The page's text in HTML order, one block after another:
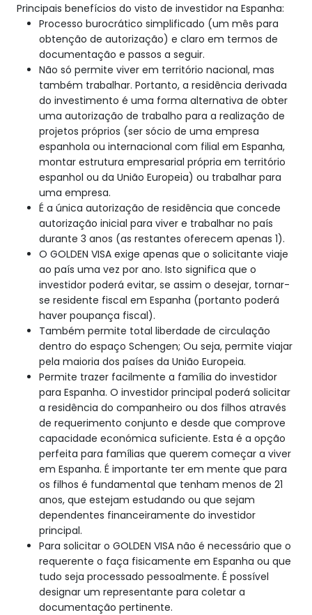
Principais benefícios do visto de investidor na Espanha:
Processo burocrático simplificado (um mês para
obtenção de autorização) e claro em termos de
documentação e passos a seguir.
Não só permite viver em território nacional, mas
também trabalhar. Portanto, a residência derivada
do investimento é uma forma alternativa de obter
uma autorização de trabalho para a realização de
projetos próprios (ser sócio de uma empresa
espanhola ou internacional com filial em Espanha,
montar estrutura empresarial própria em território
espanhol ou da União Europeia) ou trabalhar para
uma empresa.
É a única autorização de residência que concede
autorização inicial para viver e trabalhar no país
durante 3 anos (as restantes oferecem apenas 1).
O GOLDEN VISA exige apenas que o solicitante viaje
ao país uma vez por ano. Isto significa que o
investidor poderá evitar, se assim o desejar, tornar-
se residente fiscal em Espanha (portanto poderá
haver poupança fiscal).
Também permite total liberdade de circulação
dentro do espaço Schengen; Ou seja, permite viajar
pela maioria dos países da União Europeia.
Permite trazer facilmente a família do investidor
para Espanha. O investidor principal poderá solicitar
a residência do companheiro ou dos filhos através
de requerimento conjunto e desde que comprove
capacidade económica suficiente. Esta é a opção
perfeita para famílias que querem começar a viver
em Espanha. É importante ter em mente que para
os filhos é fundamental que tenham menos de 21
anos, que estejam estudando ou que sejam
dependentes financeiramente do investidor
principal.
Para solicitar o GOLDEN VISA não é necessário que o
requerente o faça fisicamente em Espanha ou que
tudo seja processado pessoalmente. É possível
designar um representante para coletar a
documentação pertinente.